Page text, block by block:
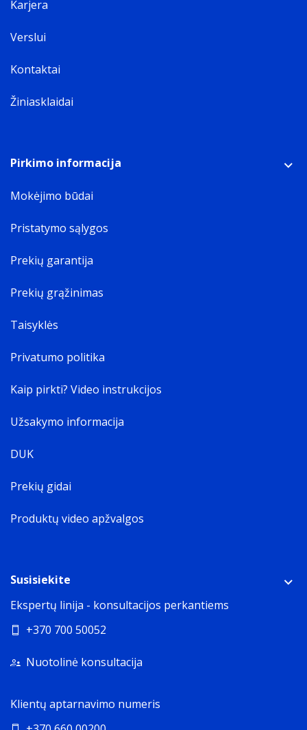
Karjera
Verslui
Kontaktai
Žiniasklaidai
Pirkimo informacija
Mokėjimo būdai
Pristatymo sąlygos
Prekių garantija
Prekių grąžinimas
Taisyklės
Privatumo politika
Kaip pirkti? Video instrukcijos
Užsakymo informacija
DUK
Prekių gidai
Produktų video apžvalgos
Susisiekite
Ekspertų linija - konsultacijos perkantiems
+370 700 50052
Nuotolinė konsultacija
Klientų aptarnavimo numeris